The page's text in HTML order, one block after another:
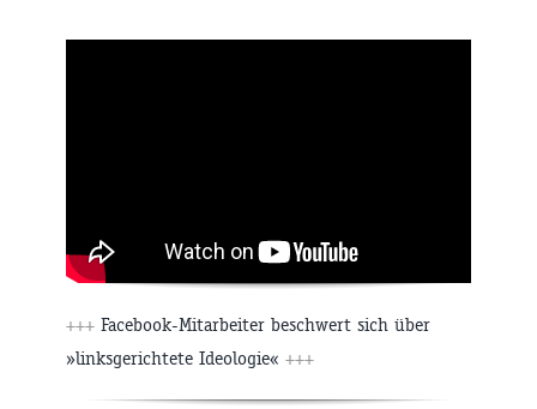
+++ Facebook-Mitarbeiter beschwert sich über
»linksgerichtete Ideologie« +++